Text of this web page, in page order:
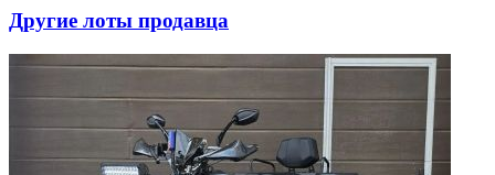
Другие лоты продавца